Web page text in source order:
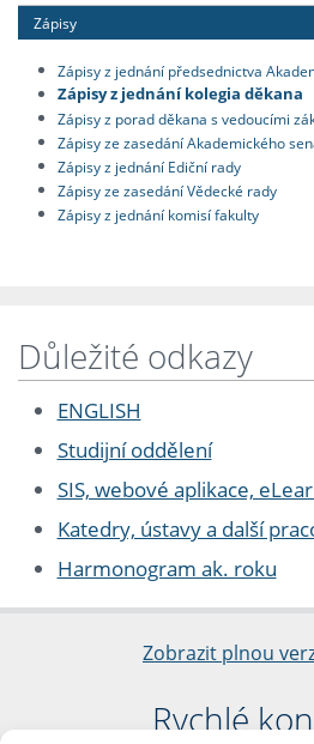
Zápisy
Zápisy z jednání předsednictva
Zápisy z jednání kolegia děkana
Zápisy z porad děkana s vedoucími
Zápisy ze zasedání Akademického
Zápisy z jednání Ediční rady
Zápisy ze zasedání Vědecké rady
Zápisy z jednání komisí fakulty
Důležité odkazy
ENGLISH
Studijní oddělení
SIS, webové aplikace,
Katedry, ústavy a další
Harmonogram ak. roku
Zobrazit plnou
Rychlé